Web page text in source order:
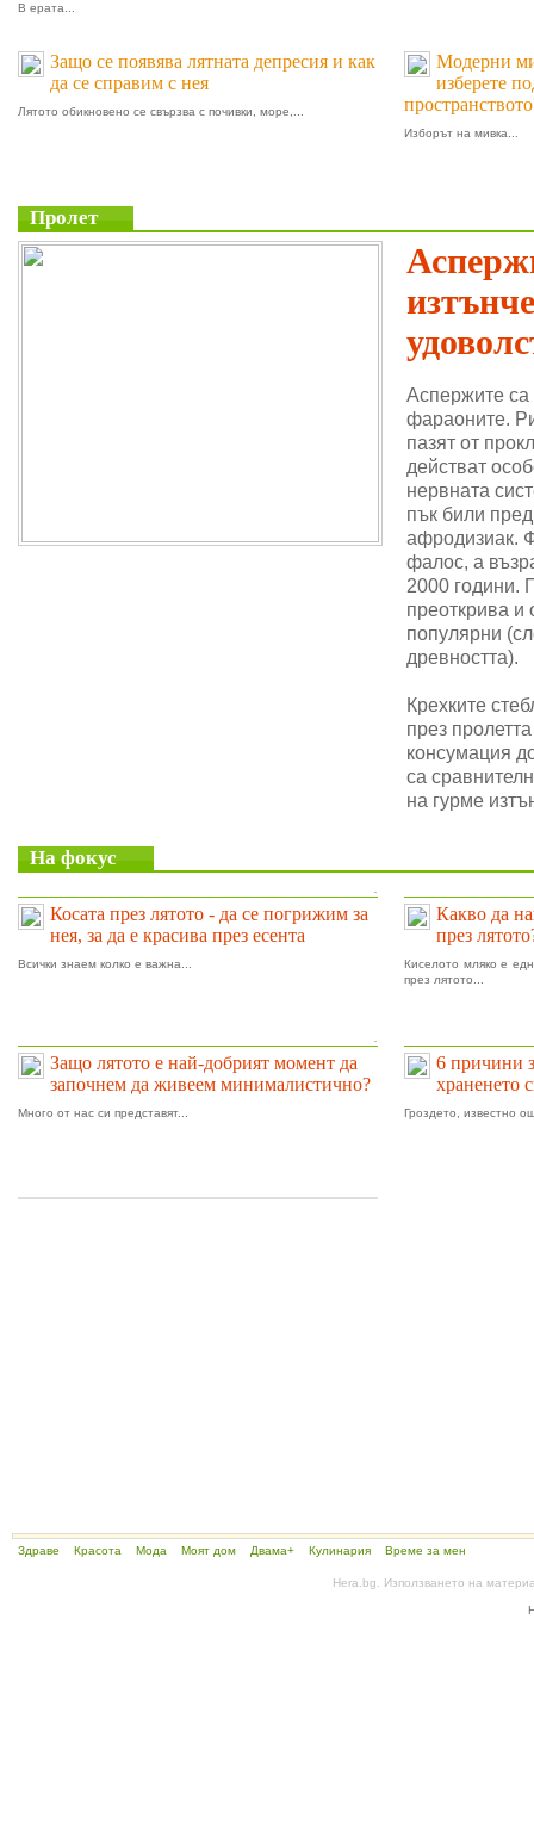
В ерата...
Защо се появява лятната депресия и как
да се справим с нея
Лятото обикновено се свързва с почивки, море,...
Модерни
изберете
Изборът на мивка...
Пролет
Аспержите
фараоните.
пазят от
действат
нервната
пък били
афродизиак.
фалос, а
2000 години.
преоткрива и
популярни
древността).
Крехките
през
консумация
са
на гурме
На фокус
Косата през лятото - да се погрижим за
нея, за да е красива през есента
Всички знаем колко е важна...
Какво да
през
Киселото мляко е
през лятото...
Защо лятото е най-добрият момент да
започнем да живеем минималистично?
Много от нас си представят...
6 причини
храненето
Гроздето, известно
Здраве Красота Мода Моят дом Двама+ Кулинария Време за мен
Hera.bg. Използването на